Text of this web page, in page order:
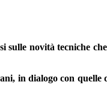
sulle novità tecniche
in dialogo con quelle